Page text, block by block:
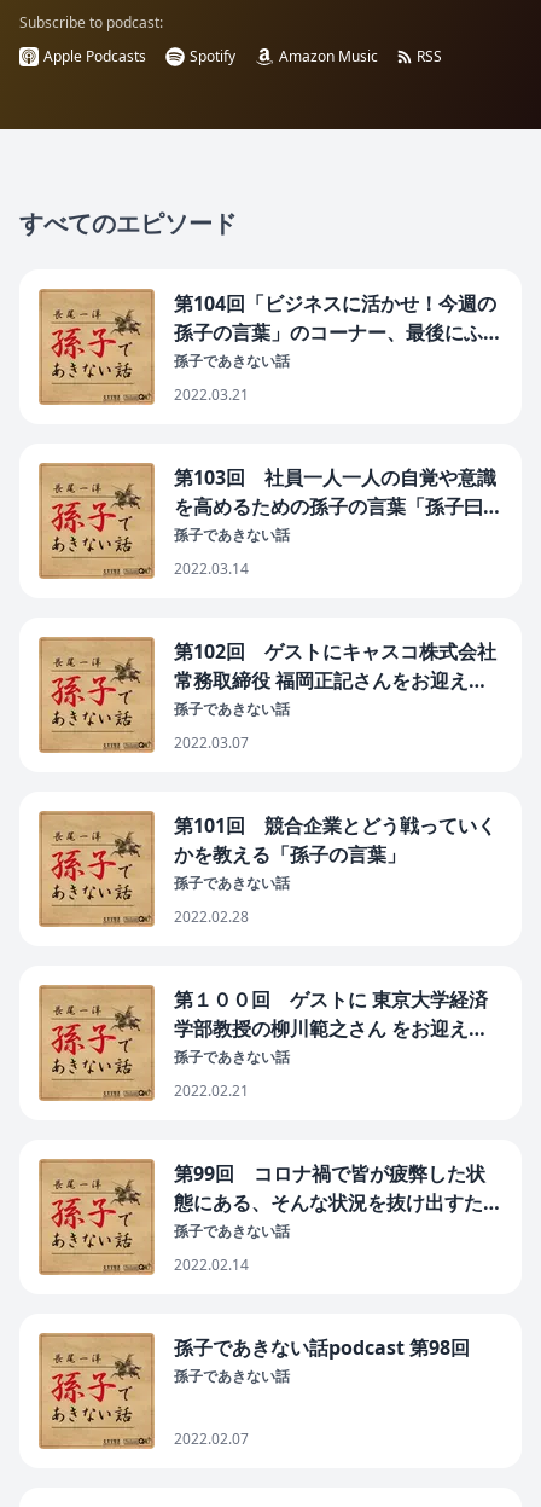
Subscribe to podcast:
Apple Podcasts
Spotify Amazon Music RSS
すべてのエピソード
第104回「ビジネスに活かせ！今週の
孫子の言葉」のコーナー、最後にふさ
わしい言葉 。 「孫子曰く 主は怒り
を以て師を興す可からず。 此れ国を
孫子であきない話
2022.03.21
第103回 社員一人一人の自覚や意識
を高めるための孫子の言葉「孫子曰
く その兵は修めずして戒め、求めず
して得、約せずして親しみ、令せずし
孫子であきない話
2022.03.14
第102回 ゲストにキャスコ株式会社
常務取締役 福岡正記さんをお迎えし
ての特別編。『兵の勝は実を避けて虚
を撃つ』
孫子であきない話
2022.03.07
第101回 競合企業とどう戦っていく
かを教える「孫子の言葉」
孫子であきない話
2022.02.28
第１００回 ゲストに 東京大学経済
学部教授の柳川範之さん をお迎えし
ての特別編。為末大氏との著書「アン
ラーン 人生100年時代の新しい学
孫子であきない話
2022.02.21
第99回 コロナ禍で皆が疲弊した状
態にある、そんな状況を抜け出すため
の孫子の言葉を紹介！
孫子であきない話
2022.02.14
孫子であきない話podcast 第98回
孫子であきない話
2022.02.07